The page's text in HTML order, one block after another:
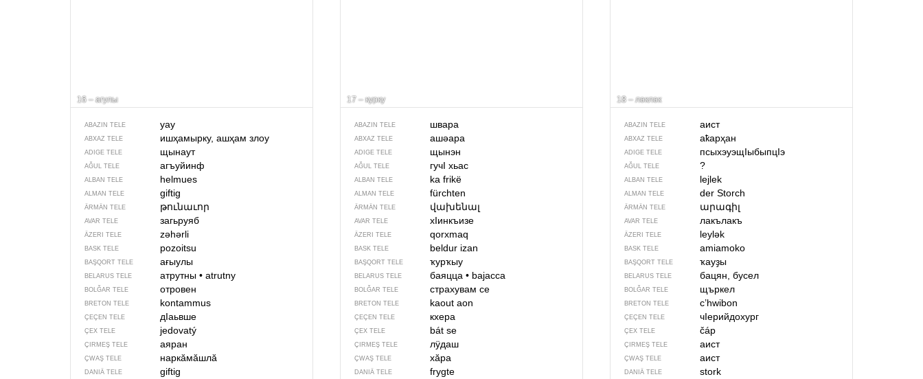
16 – агулы
ABAZIN TELE уау
ABXAZ TELE ишҳамырку, ашҳам злоу
ADIGE TELE щынаут
AĞUL TELE агъуйинф
ALBAN TELE helmues
ALMAN TELE giftig
ÄRMÄN TELE թունաւոր
AVAR TELE загьруяб
ÄZERI TELE zəhərli
BASK TELE pozoitsu
BAŞQORT TELE ағыулы
BELARUS TELE атрутны •atrutny
BOLĞAR TELE отровен
BRETON TELE kontammus
ÇEÇEN TELE дIаьвше
ÇEX TELE jedovatý
ÇIRMEŞ TELE аяран
ÇWAŞ TELE наркӑмӑшлӑ
DANIÄ TELE giftig
17 – курку
ABAZIN TELE швара
ABXAZ TELE ашәара
ADIGE TELE щынэн
AĞUL TELE гучI хьас
ALBAN TELE ka frikë
ALMAN TELE fürchten
ÄRMÄN TELE վախենալ
AVAR TELE хIинкъизе
ÄZERI TELE qorxmaq
BASK TELE beldur izan
BAŞQORT TELE ҡурҡыу
BELARUS TELE баяцца • bajacca
BOLĞAR TELE страхувам се
BRETON TELE kaout aon
ÇEÇEN TELE кхера
ÇEX TELE bát se
ÇIRMEŞ TELE лӱдаш
ÇWAŞ TELE хӑра
DANIÄ TELE frygte
18 – ләкләк
ABAZIN TELE аист
ABXAZ TELE аҟарҳан
ADIGE TELE псыхэуэщIыбыпцIэ
AĞUL TELE ?
ALBAN TELE lejlek
ALMAN TELE der Storch
ÄRMÄN TELE արագիլ
AVAR TELE лакълакъ
ÄZERI TELE leylək
BASK TELE amiamoko
BAŞQORT TELE ҡауҙы
BELARUS TELE бацян, бусел
BOLĞAR TELE щъркел
BRETON TELE c’hwibon
ÇEÇEN TELE чIерийдохург
ÇEX TELE čáp
ÇIRMEŞ TELE аист
ÇWAŞ TELE аист
DANIÄ TELE stork